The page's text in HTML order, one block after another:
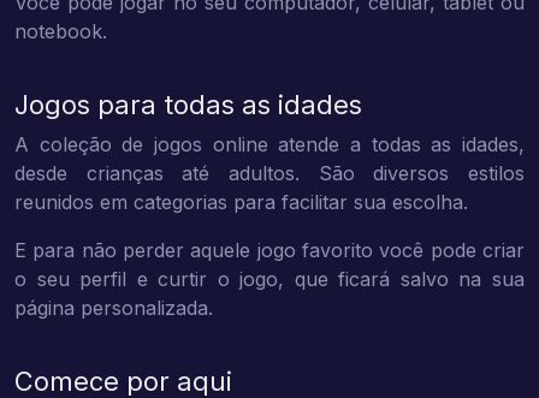
notebook.
Jogos para todas as idades
A coleção de jogos online atende a todas as idades,
desde crianças até adultos. São diversos estilos
reunidos em categorias para facilitar sua escolha.
E para não perder aquele jogo favorito você pode criar
o seu perfil e curtir o jogo, que ficará salvo na sua
página personalizada.
Comece por aqui